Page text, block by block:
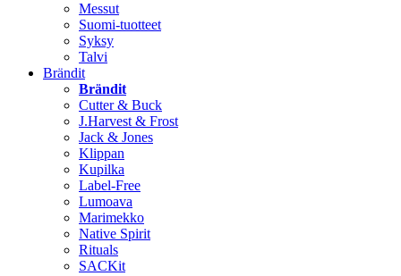
Messut
Suomi-tuotteet
Syksy
Talvi
Brändit
Brändit
Cutter & Buck
J.Harvest & Frost
Jack & Jones
Klippan
Kupilka
Label-Free
Lumoava
Marimekko
Native Spirit
Rituals
SACKit